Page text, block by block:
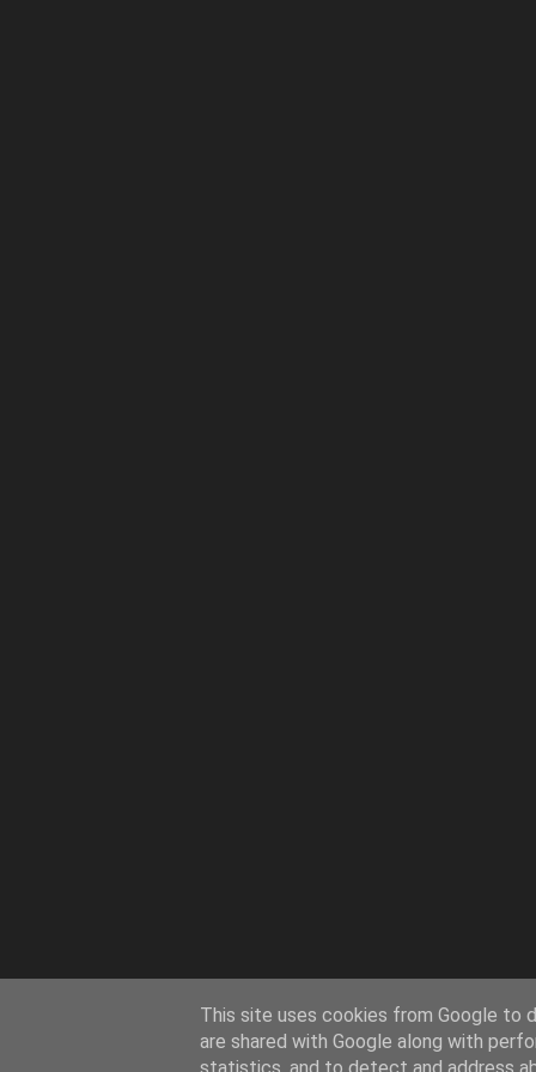
This site uses cookies from Google to
are shared with Google along with